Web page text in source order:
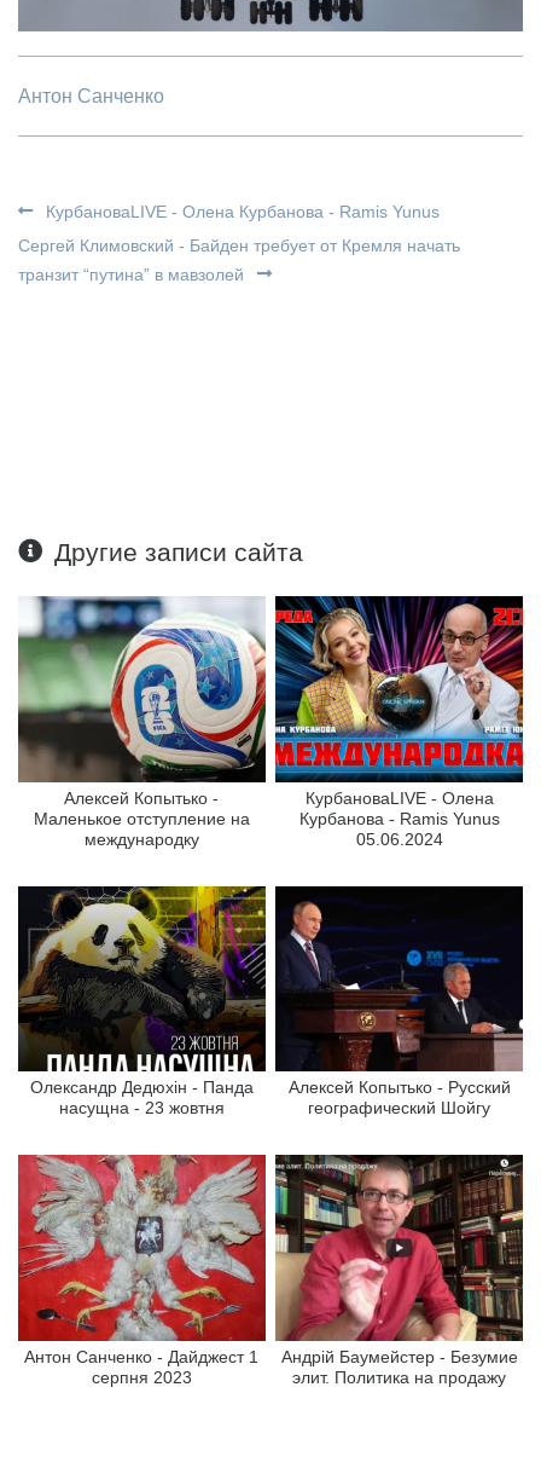
Антон Санченко
КурбановаLIVE - Олена Курбанова - Ramis Yunus
Сергей Климовский - Байден требует от Кремля начать
транзит “путина” в мавзолей
Другие записи сайта
Алексей Копытько -
Маленькое отступление на
международку
КурбановаLIVE - Олена
Курбанова - Ramis Yunus
05.06.2024
Олександр Дедюхін - Панда
насущна - 23 жовтня
Алексей Копытько - Русский
географический Шойгу
Антон Санченко - Дайджест 1
серпня 2023
Андрій Баумейстер - Безумие
элит. Политика на продажу